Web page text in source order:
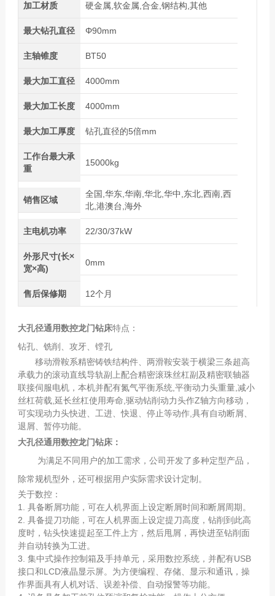
加工材质 硬金属,软金属,合金,钢结构,其他
最大钻孔直径 Φ90mm
主轴锥度 BT50
最大加工直径 4000mm
最大加工长度 4000mm
最大加工厚度 钻孔直径的5倍mm
工作台最大承
重
15000kg
销售区域
全国,华东,华南,华北,华中,东北,西南,西
北,港澳台,海外
主电机功率 22/30/37kW
外形尺寸(长×
宽×高)
0mm
售后保修期 12个月
大孔径通用数控龙门钻床特点：
钻孔、铣削、攻牙、镗孔
移动滑鞍系精密铸铁结构件、两滑鞍安装于横梁三条超高
承载力的滚动直线导轨副上配合精密滚珠丝杠副及精密联轴器
联接伺服电机，本机并配有氮气平衡系统,平衡动力头重量,减小
丝杠荷载,延长丝杠使用寿命,驱动钻削动力头作Z轴方向移动，
可实现动力头快进、工进、快退、停止等动作,具有自动断屑、
退屑、暂停功能。
大孔径通用数控龙门钻床：
为满足不同用户的加工需求，公司开发了多种定型产品，
除常规机型外，还可根据用户实际需求设计定制。
关于数控：
1. 具备断屑功能，可在人机界面上设定断屑时间和断屑周期。
2. 具备提刀功能，可在人机界面上设定提刀高度，钻削到此高
度时，钻头快速提起至工件上方，然后甩屑，再快进至钻削面
并自动转换为工进。
3. 集中式操作控制箱及手持单元，采用数控系统，并配有USB
接口和LCD液晶显示屏。为方便编程、存储、显示和通讯，操
作界面具有人机对话、误差补偿、自动报警等功能。